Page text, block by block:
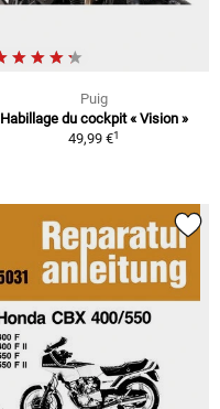
Puig
Habillage du cockpit « Vision »
49,99 €1